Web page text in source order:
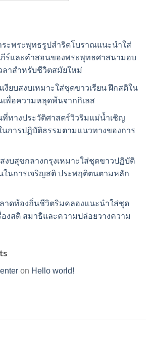
ะพระพุทธรูปสำริดโบราณแนะนำใส่
ร์และคำสอนของพระพุทธศาสนามอบ
าสำหรับชีวิตสมัยใหม่
งียบสงบเหมาะใส่ชุดขาวเรียน ฝึกสติใน
พื่อความหลุดพ้นจากกิเลส
ที่ทางประวัติศาสตร์วิวริมแม่น้ำเชิญ
การปฏิบัติธรรมตามแนวทางของการ
งบสุขกลางกรุงเหมาะใส่ชุดขาวปฏิบัติ
นการเจริญสติ ประพฤติตนตามหลัก
าดท้องถิ่นชีวิตริมคลองแนะนำใส่ชุด
องสติ สมาธิและความปล่อยวางความ
on Hello world!